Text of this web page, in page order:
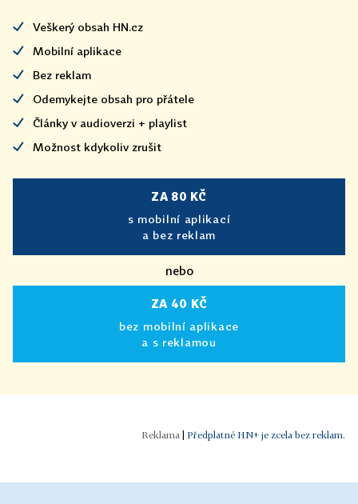
Veškerý obsah HN.cz
Mobilní aplikace
Bez reklam
Odemykejte obsah pro přátele
Články v audioverzi + playlist
Možnost kdykoliv zrušit
ZA 80 KČ
s mobilní aplikací
a bez reklam
nebo
ZA 40 KČ
bez mobilní aplikace
a s reklamou
| Předplatné HN+ je zcela bez reklam.